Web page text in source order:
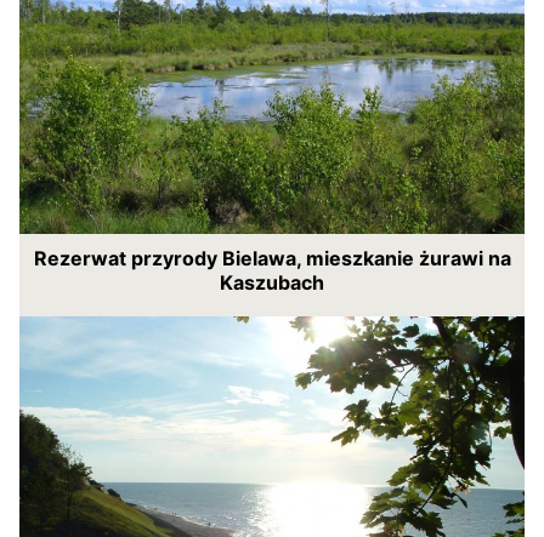
Rezerwat przyrody Bielawa, mieszkanie żurawi na
Kaszubach